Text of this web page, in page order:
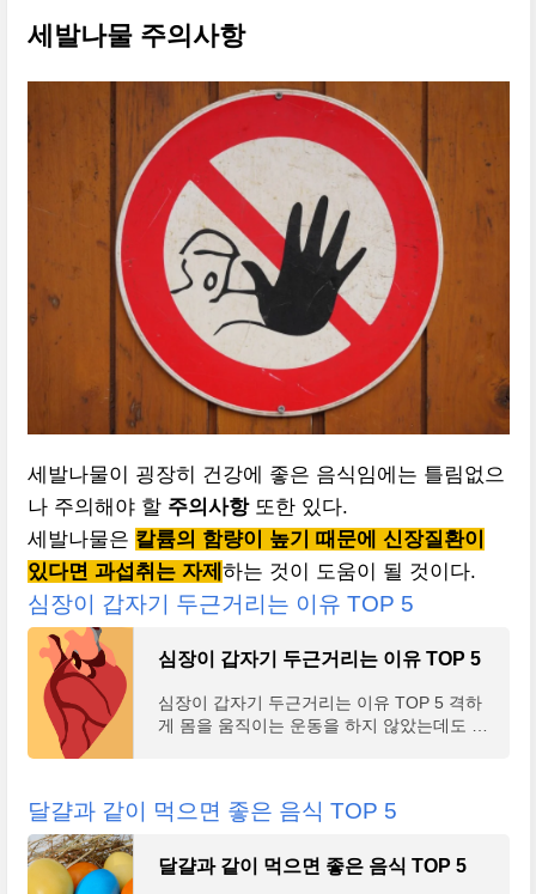
세발나물 주의사항
세발나물이 굉장히 건강에 좋은 음식임에는 틀림없으
나 주의해야 할주의사항또한 있다.
세발나물은 칼륨의 함량이 높기 때문에 신장질환이
있다면 과섭취는 자제 하는 것이 도움이 될 것이다.
심장이 갑자기 두근거리는 이유 TOP 5
심장이 갑자기 두근거리는 이유 TOP 5
심장이 갑자기 두근거리는 이유 TOP 5 격하
게 몸을 움직이는 운동을 하지 않았는데도 불
달걀과 같이 먹으면 좋은 음식 TOP 5
달걀과 같이 먹으면 좋은 음식 TOP 5